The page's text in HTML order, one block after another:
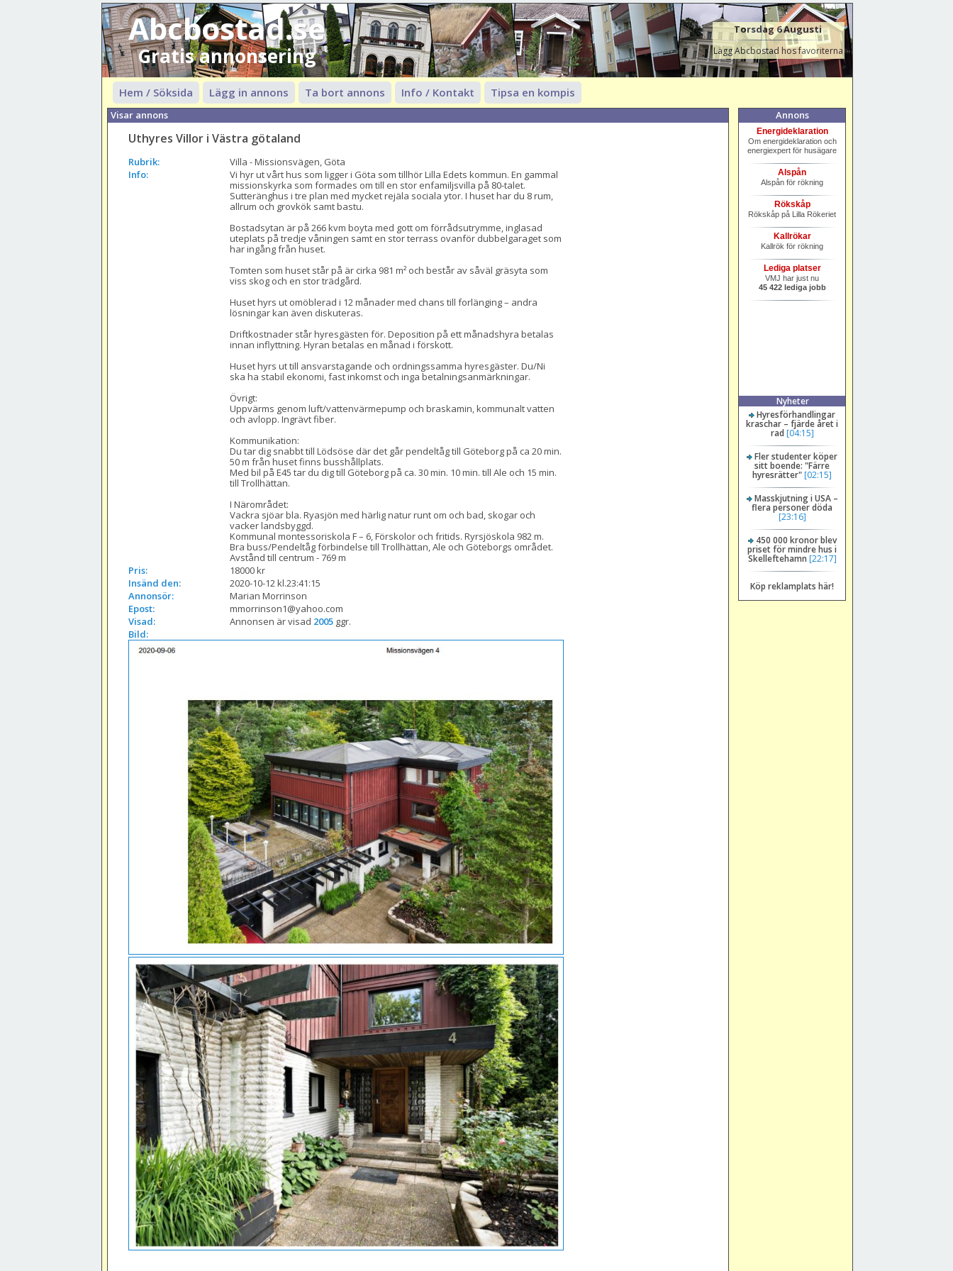
Abcbostad.se
Gratis annonsering
Torsdag 6 Augusti
Lägg Abcbostad hos favoriterna
Hem / Söksida Lägg in annons Ta bort annons Info / Kontakt Tipsa en kompis
Visar annons
Uthyres Villor i Västra götaland
Rubrik:
Villa - Missionsvägen, Göta
Info:
Vi hyr ut vårt hus som ligger i Göta som tillhör Lilla Edets kommun. En gammal
missionskyrka som formades om till en stor enfamiljsvilla på 80-talet.
Sutteränghus i tre plan med mycket rejäla sociala ytor. I huset har du 8 rum,
allrum och grovkök samt bastu.
Bostadsytan är på 266 kvm boyta med gott om förrådsutrymme, inglasad
uteplats på tredje våningen samt en stor terrass ovanför dubbelgaraget som
har ingång från huset.
Tomten som huset står på är cirka 981 m² och består av såväl gräsyta som
viss skog och en stor trädgård.
Huset hyrs ut omöblerad i 12 månader med chans till forlänging – andra
lösningar kan även diskuteras.
Driftkostnader står hyresgästen för. Deposition på ett månadshyra betalas
innan inflyttning. Hyran betalas en månad i förskott.
Huset hyrs ut till ansvarstagande och ordningssamma hyresgäster. Du/Ni
ska ha stabil ekonomi, fast inkomst och inga betalningsanmärkningar.
Övrigt:
Uppvärms genom luft/vattenvärmepump och braskamin, kommunalt vatten
och avlopp. Ingrävt fiber.
Kommunikation:
Du tar dig snabbt till Lödsöse där det går pendeltåg till Göteborg på ca 20 min.
50 m från huset finns busshållplats.
Med bil på E45 tar du dig till Göteborg på ca. 30 min. 10 min. till Ale och 15 min.
till Trollhättan.
I Närområdet:
Vackra sjöar bla. Ryasjön med härlig natur runt om och bad, skogar och
vacker landsbyggd.
Kommunal montessoriskola F – 6, Förskolor och fritids. Ryrsjöskola 982 m.
Bra buss/Pendeltåg förbindelse till Trollhättan, Ale och Göteborgs området.
Avstånd till centrum - 769 m
Pris:
18000 kr
Insänd den:
2020-10-12 kl.23:41:15
Annonsör:
Marian Morrinson
Epost:
mmorrinson1@yahoo.com
Visad:
Annonsen är visad 2005 ggr.
Bild:
Annons
Energideklaration
Om energideklaration och
energiexpert för husägare
Alspån
Alspån för rökning
Rökskåp
Rökskåp på Lilla Rökeriet
Kallrökar
Kallrök för rökning
Lediga platser
VMJ har just nu
45 422 lediga jobb
Nyheter
Hyresförhandlingar
kraschar – fjärde året i
rad [04:15]
Fler studenter köper
sitt boende: "Färre
hyresrätter" [02:15]
Masskjutning i USA –
flera personer döda
[23:16]
450 000 kronor blev
priset för mindre hus i
Skelleftehamn [22:17]
Köp reklamplats här!